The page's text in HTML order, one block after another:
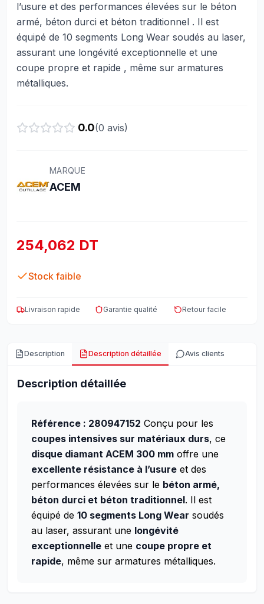
l’usure et des performances élevées sur le béton
armé, béton durci et béton traditionnel . Il est
équipé de 10 segments Long Wear soudés au laser,
assurant une longévité exceptionnelle et une
coupe propre et rapide , même sur armatures
métalliques.
0.0(0 avis)
MARQUE
ACEM
254,062 DT
Stock faible
Livraison rapide Garantie qualité Retour facile
Description Description détaillée Avis clients
Description détaillée
Référence : 280947152 Conçu pour les
coupes intensives sur matériaux durs, ce
disque diamant ACEM 300 mm offre une
excellente résistance à l’usure et des
performances élevées sur le béton armé,
béton durci et béton traditionnel. Il est
équipé de 10 segments Long Wear soudés
au laser, assurant une longévité
exceptionnelle et une coupe propre et
rapide, même sur armatures métalliques.